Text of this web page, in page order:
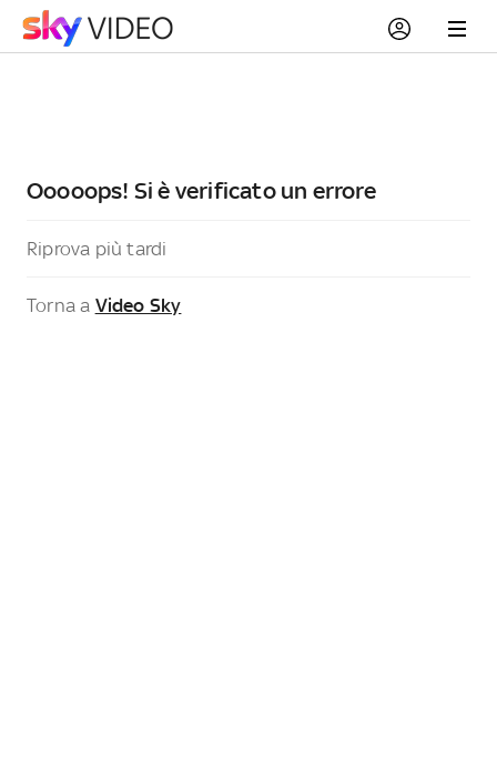
Ooooops! Si è verificato un errore
Riprova più tardi
Torna a Video Sky